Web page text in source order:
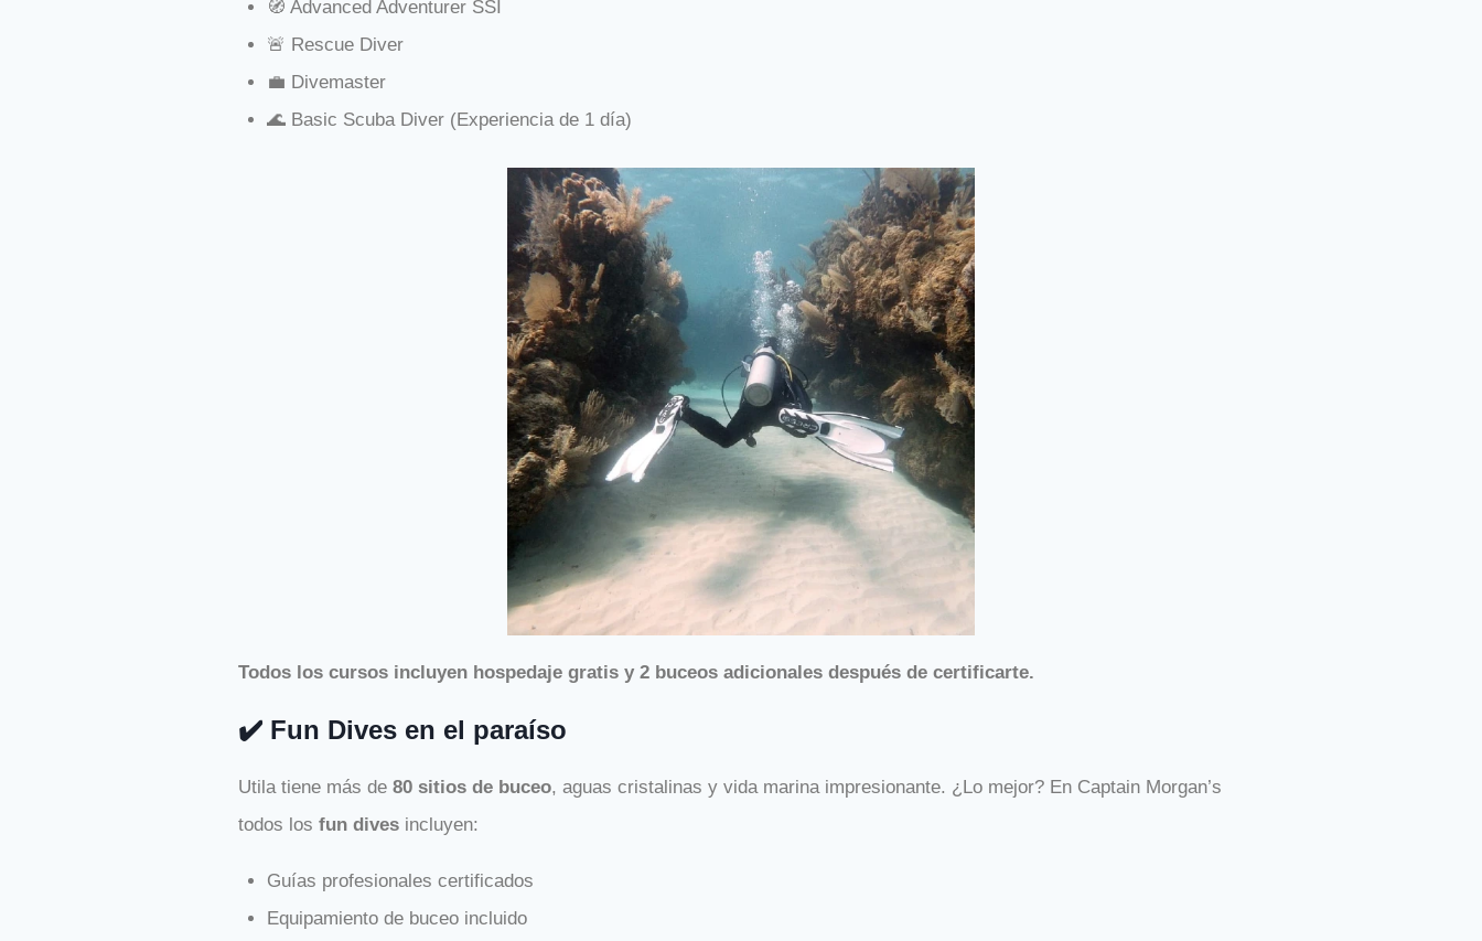
🧭 Advanced Adventurer SSI
🚨 Rescue Diver
💼 Divemaster
🌊 Basic Scuba Diver (Experiencia de 1 día)
Todos los cursos incluyen hospedaje gratis y 2 buceos adicionales después de certificarte.
✔️ Fun Dives en el paraíso
Utila tiene más de 80 sitios de buceo, aguas cristalinas y vida marina impresionante. ¿Lo mejor? En Captain Morgan’s
todos los fun dives incluyen:
Guías profesionales certificados
Equipamiento de buceo incluido